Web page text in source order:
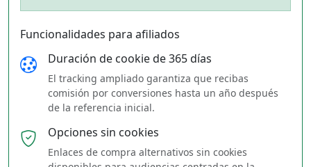
Funcionalidades para afiliados
Duración de cookie de 365 días
El tracking ampliado garantiza que recibas
comisión por conversiones hasta un año después
de la referencia inicial.
Opciones sin cookies
Enlaces de compra alternativos sin cookies